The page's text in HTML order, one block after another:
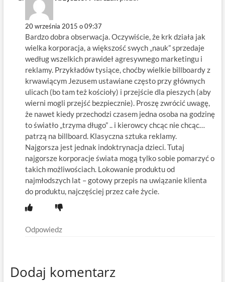
20 września 2015 o 09:37
Bardzo dobra obserwacja. Oczywiście, że krk działa jak
wielka korporacja, a większość swych „nauk” sprzedaje
według wszelkich prawideł agresywnego marketingu i
reklamy. Przykładów tysiące, choćby wielkie billboardy z
krwawiącym Jezusem ustawiane często przy głównych
ulicach (bo tam też kościoły) i przejście dla pieszych (aby
wierni mogli przejść bezpiecznie). Proszę zwrócić uwagę,
że nawet kiedy przechodzi czasem jedna osoba na godzinę
to światło „trzyma długo” .. i kierowcy chcąc nie chcąc…
patrzą na billboard. Klasyczna sztuka reklamy.
Najgorsza jest jednak indoktrynacja dzieci. Tutaj
najgorsze korporacje świata mogą tylko sobie pomarzyć o
takich możliwościach. Lokowanie produktu od
najmłodszych lat – gotowy przepis na uwiązanie klienta
do produktu, najczęściej przez całe życie.
Odpowiedz
Dodaj komentarz